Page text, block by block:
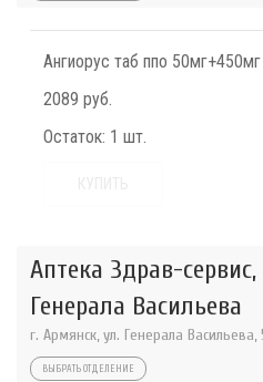
Ангиорус таб ппо
2089 руб.
Остаток: 1 шт.
Аптека Здрав-
Генерала Васильева
г. Армянск, ул. Генерала Васильева,
ВЫБРАТЬ ОТДЕЛЕНИЕ